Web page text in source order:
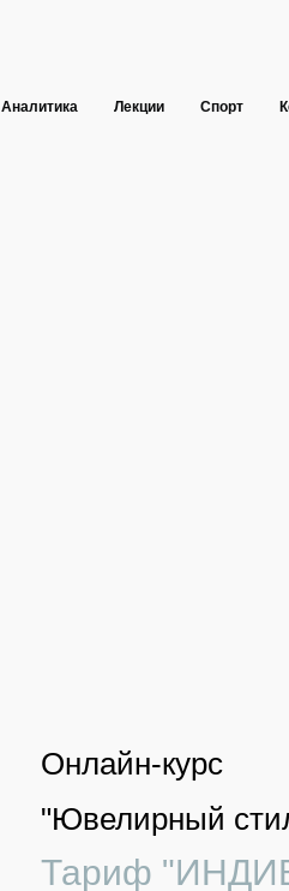
Аналитика Лекции Спорт
Онлайн-курс
"Ювелирный
Тариф